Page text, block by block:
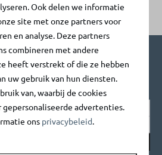
nieuwsbrief en blijf op
Ook delen we informatie
site met onze partners voor
en analyse. Deze partners
combineren met andere
heeft verstrekt of die ze hebben
uw gebruik van hun diensten.
van, waarbij de cookies
advertenties.
ons privacybeleid